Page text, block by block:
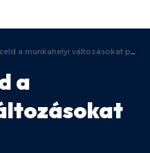
a munkahelyi változásokat pozitívan
a